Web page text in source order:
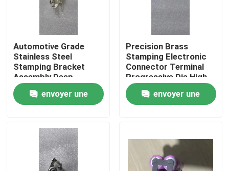
Maison
Produits
Au sujet de nous
Automotive Grade
Stainless Steel
Stamping Bracket
Assembly Deep
Drawing Welding
Custom OEM
Component SUS304
envoyer une
Precision Brass
Stamping Electronic
Connector Terminal
Progressive Die High
Speed Stamping OEM
Custom ±0.02mm
Tolerance
envoyer une